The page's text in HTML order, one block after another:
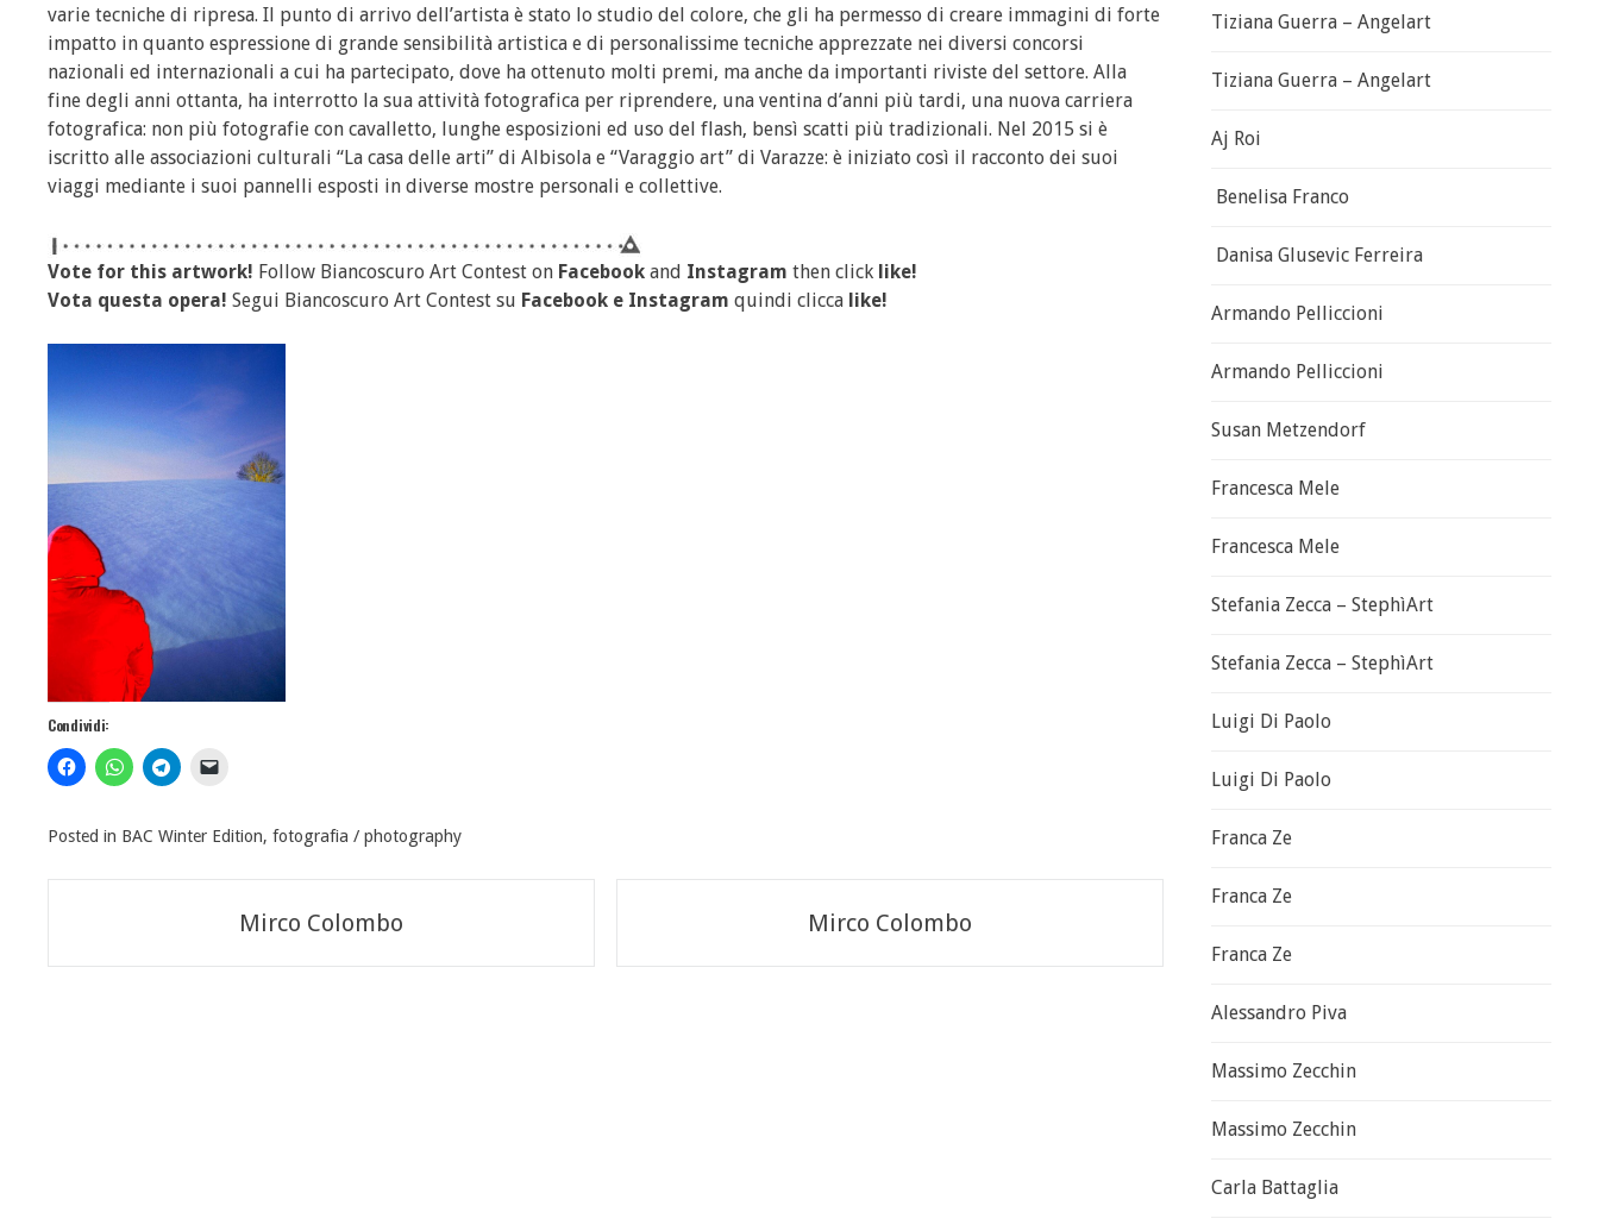
varie tecniche di ripresa. Il punto di arrivo dell’artista è stato lo studio del colore, che gli ha permesso di creare immagini di forte
impatto in quanto espressione di grande sensibilità artistica e di personalissime tecniche apprezzate nei diversi concorsi
nazionali ed internazionali a cui ha partecipato, dove ha ottenuto molti premi, ma anche da importanti riviste del settore. Alla
fine degli anni ottanta, ha interrotto la sua attività fotografica per riprendere, una ventina d’anni più tardi, una nuova carriera
fotografica: non più fotografie con cavalletto, lunghe esposizioni ed uso del flash, bensì scatti più tradizionali. Nel 2015 si è
iscritto alle associazioni culturali “La casa delle arti” di Albisola e “Varaggio art” di Varazze: è iniziato così il racconto dei suoi
viaggi mediante i suoi pannelli esposti in diverse mostre personali e collettive.
Vote for this artwork! Follow Biancoscuro Art Contest on Facebook and Instagram then click like!
Vota questa opera! Segui Biancoscuro Art Contest su Facebook e Instagram quindi clicca like!
Condividi:
Posted in BAC Winter Edition, fotografia / photography
articoli
Mirco Colombo Mirco Colombo
Tiziana Guerra – Angelart
Tiziana Guerra – Angelart
Aj Roi
Benelisa Franco
Danisa Glusevic Ferreira
Armando Pelliccioni
Armando Pelliccioni
Susan Metzendorf
Francesca Mele
Francesca Mele
Stefania Zecca – StephìArt
Stefania Zecca – StephìArt
Luigi Di Paolo
Luigi Di Paolo
Franca Ze
Franca Ze
Franca Ze
Alessandro Piva
Massimo Zecchin
Massimo Zecchin
Carla Battaglia